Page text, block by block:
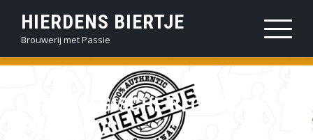
over
ga
HIERDENS BIERTJE
Brouwerij met Passie
2020 BELGISCHE BLONDE MET
FRAMBOOS